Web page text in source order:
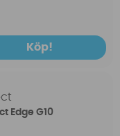
Köp!
Edge G10